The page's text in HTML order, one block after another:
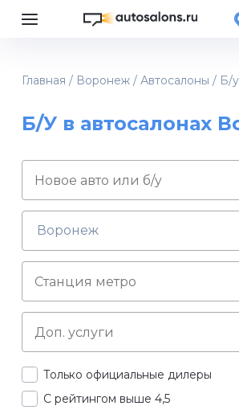
Главная / Воронеж / Автосалоны / Б/у
Б/У в автосалонах
Воронеж
Только официальные дилеры
С рейтингом выше 4,5